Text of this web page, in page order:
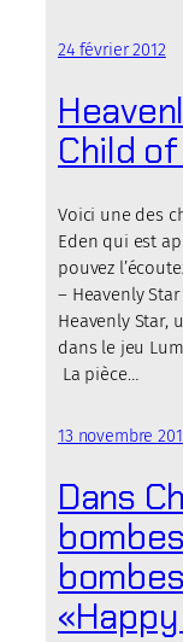
24 février 2012
Child
Voici une des
Eden qui est
pouvez
– Heavenly
Heavenly Star,
dans le jeu
La pièce…
13 novembre
Dans